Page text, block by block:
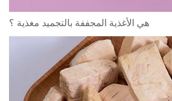
هي الأغذية المجففة بالتجميد مغذية ؟